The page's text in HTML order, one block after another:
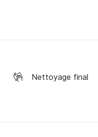
Nettoyage final